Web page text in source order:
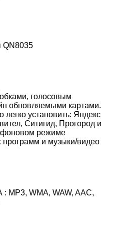
QN8035
голосовым
обновляемыми картами.
установить: Яндекс
Ситигид, Прогород и
фоновом режиме
программ и музыки/видео
WMA, WAW, AAC,